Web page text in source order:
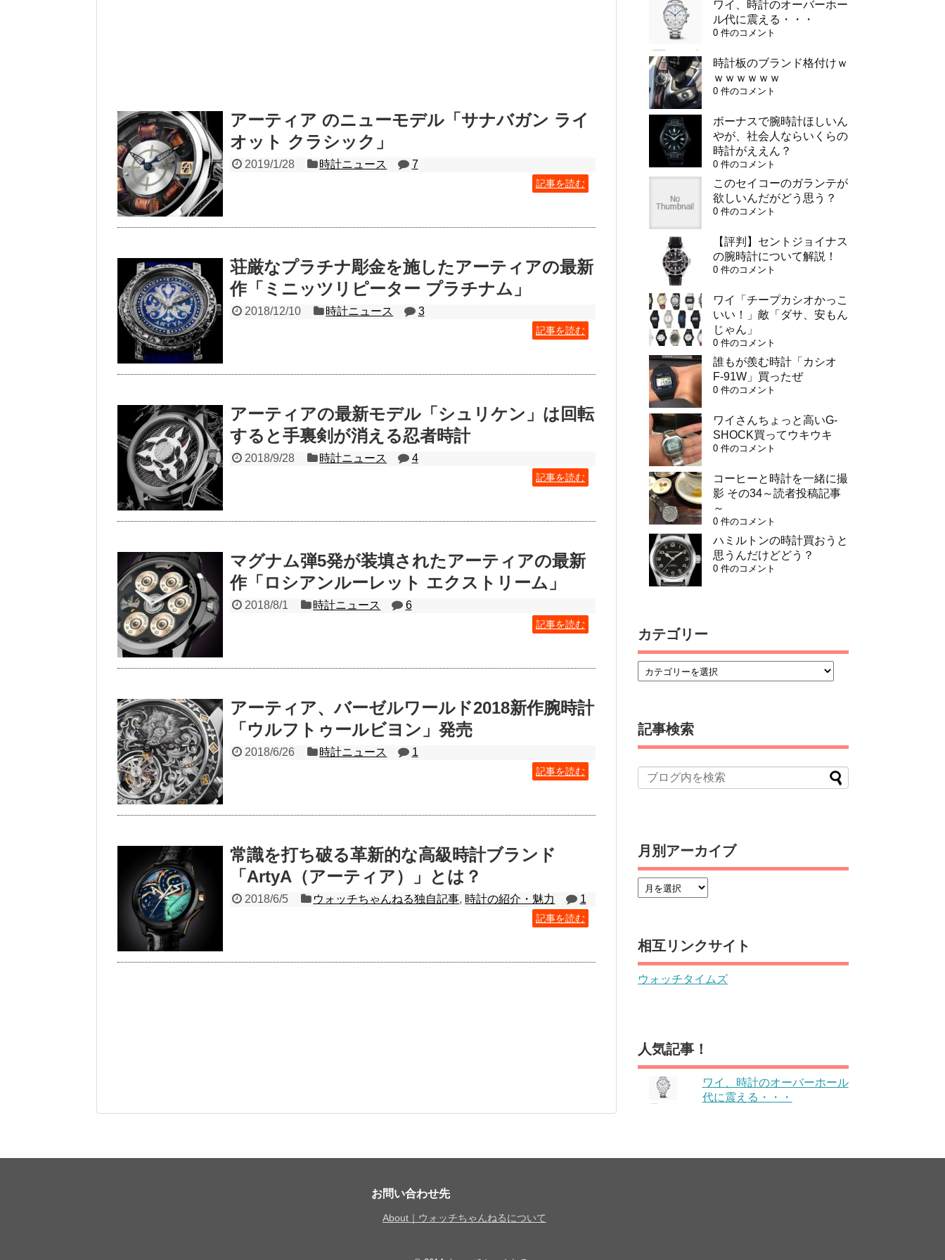
アーティア のニューモデル「サナバガン ライ
オット クラシック」
2019/1/28 時計ニュース 7
記事を読む
荘厳なプラチナ彫金を施したアーティアの最新
作「ミニッツリピーター プラチナム」
2018/12/10 時計ニュース 3
記事を読む
アーティアの最新モデル「シュリケン」は回転
すると手裏剣が消える忍者時計
2018/9/28 時計ニュース 4
記事を読む
マグナム弾5発が装填されたアーティアの最新
作「ロシアンルーレット エクストリーム」
2018/8/1 時計ニュース 6
記事を読む
アーティア、バーゼルワールド2018新作腕時計
「ウルフトゥールビヨン」発売
2018/6/26 時計ニュース 1
記事を読む
常識を打ち破る革新的な高級時計ブランド
「ArtyA（アーティア）」とは？
2018/6/5 ウォッチちゃんねる独自記事, 時計の紹介・魅力 1
記事を読む
ワイ、時計のオーバーホー
ル代に震える・・・
0 件のコメント
時計板のブランド格付けｗ
ｗｗｗｗｗｗ
0 件のコメント
ボーナスで腕時計ほしいん
やが、社会人ならいくらの
時計がええん？
0 件のコメント
このセイコーのガランテが
欲しいんだがどう思う？
0 件のコメント
【評判】セントジョイナス
の腕時計について解説！
0 件のコメント
ワイ「チープカシオかっこ
いい！」敵「ダサ、安もん
じゃん」
0 件のコメント
誰もが羨む時計「カシオ
F-91W」買ったぜ
0 件のコメント
ワイさんちょっと高いG-
SHOCK買ってウキウキ
0 件のコメント
コーヒーと時計を一緒に撮
影 その34～読者投稿記事
～
0 件のコメント
ハミルトンの時計買おうと
思うんだけどどう？
0 件のコメント
カテゴリー
記事検索
月別アーカイブ
相互リンクサイト
ウォッチタイムズ
人気記事！
ワイ、時計のオーバーホール
代に震える・・・
お問い合わせ先
About｜ウォッチちゃんねるについて